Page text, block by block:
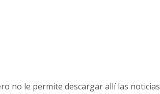
no le permite descargar allí las noticias